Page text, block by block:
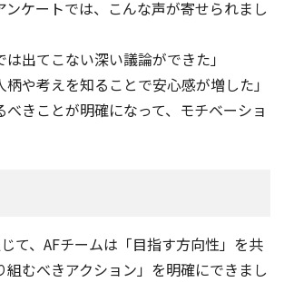
ンケートでは、こんな声が寄せられまし
は出てこない深い議論ができた」
柄や考えを知ることで安心感が増した」
べきことが明確になって、モチベーショ
て、AFチームは「目指す方向性」を共
組むべきアクション」を明確にできまし